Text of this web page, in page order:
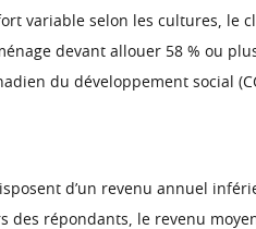
variable selon les cultures, le
devant allouer 58 % ou
du développement social
d’un revenu annuel
répondants, le revenu